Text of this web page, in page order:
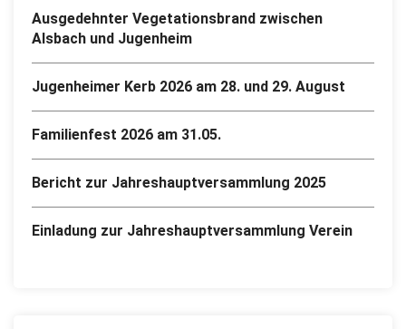
Ausgedehnter Vegetationsbrand zwischen
Alsbach und Jugenheim
Jugenheimer Kerb 2026 am 28. und 29. August
Familienfest 2026 am 31.05.
Bericht zur Jahreshauptversammlung 2025
Einladung zur Jahreshauptversammlung Verein